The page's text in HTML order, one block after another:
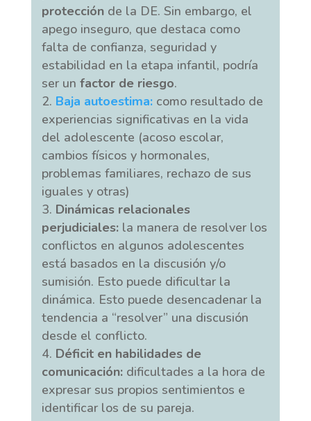
protecciónde la DE. Sin embargo, el
apego inseguro, que destaca como
falta de confianza, seguridad y
estabilidad en la etapa infantil, podría
ser un factor de riesgo.
Baja autoestima:como resultado de
experiencias significativas en la vida
del adolescente (acoso escolar,
cambios físicos y hormonales,
problemas familiares, rechazo de sus
iguales y otras)
Dinámicas relacionales
perjudiciales:la manera de resolver los
conflictos en algunos adolescentes
está basados en la discusión y/o
sumisión. Esto puede dificultar la
dinámica. Esto puede desencadenar la
tendencia a “resolver” una discusión
desde el conflicto.
Déficit en habilidades de
comunicación:dificultades a la hora de
expresar sus propios sentimientos e
identificar los de su pareja.